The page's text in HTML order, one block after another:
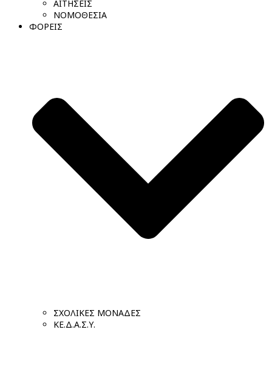
ΑΙΤΗΣΕΙΣ
ΝΟΜΟΘΕΣΙΑ
ΦΟΡΕΙΣ
ΣΧΟΛΙΚΕΣ ΜΟΝΑΔΕΣ
ΚΕ.Δ.Α.Σ.Υ.